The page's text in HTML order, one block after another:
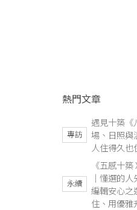
熱門文章
專訪
遇見十築《
場、日照與
人住得久也
永續
《五感十
｜懂選的
編輯安心之
住、用優雅